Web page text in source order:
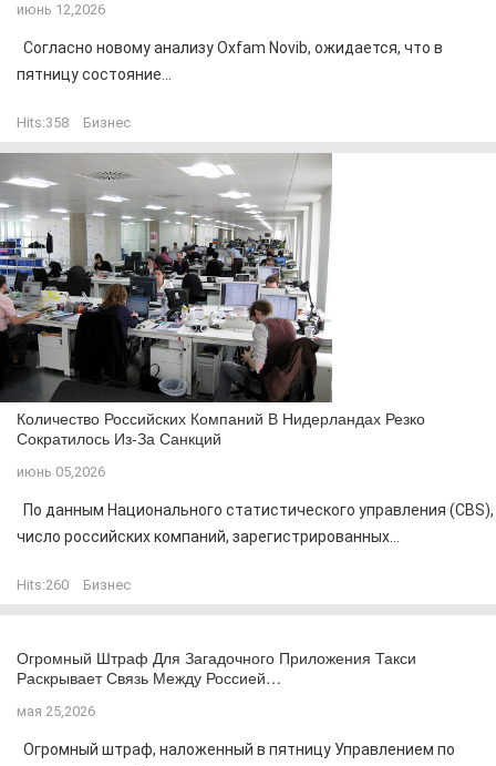
июнь 12,2026
Согласно новому анализу Oxfam Novib, ожидается, что в
пятницу состояние...
Hits:358 Бизнес
Количество Российских Компаний В Нидерландах Резко
Сократилось Из-За Санкций
июнь 05,2026
По данным Национального статистического управления (CBS),
число российских компаний, зарегистрированных...
Hits:260 Бизнес
Огромный Штраф Для Загадочного Приложения Такси
Раскрывает Связь Между Россией…
мая 25,2026
Огромный штраф, наложенный в пятницу Управлением по